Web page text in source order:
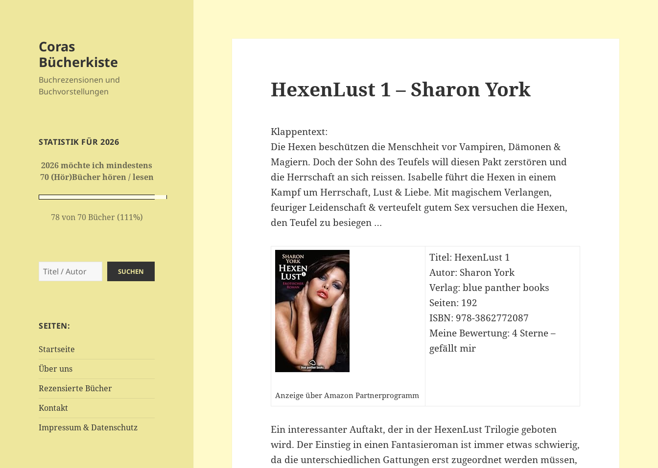
Coras
Bücherkiste
Buchrezensionen und
Buchvorstellungen
STATISTIK FÜR 2026
2026 möchte ich mindestens
70 (Hör)Bücher hören / lesen
78 von 70 Bücher (111%)
Suchen SUCHEN
SEITEN:
Startseite
Über uns
Rezensierte Bücher
Kontakt
Impressum & Datenschutz
HexenLust 1 – Sharon York
Klappentext:
Die Hexen beschützen die Menschheit vor Vampiren, Dämonen &
Magiern. Doch der Sohn des Teufels will diesen Pakt zerstören und
die Herrschaft an sich reissen. Isabelle führt die Hexen in einem
Kampf um Herrschaft, Lust & Liebe. Mit magischem Verlangen,
feuriger Leidenschaft & verteufelt gutem Sex versuchen die Hexen,
den Teufel zu besiegen …
Anzeige über Amazon Partnerprogramm
Titel: HexenLust 1
Autor: Sharon York
Verlag: blue panther books
Seiten: 192
ISBN: 978-3862772087
Meine Bewertung: 4 Sterne –
gefällt mir
Ein interessanter Auftakt, der in der HexenLust Trilogie geboten
wird. Der Einstieg in einen Fantasieroman ist immer etwas schwierig,
da die unterschiedlichen Gattungen erst zugeordnet werden müssen,